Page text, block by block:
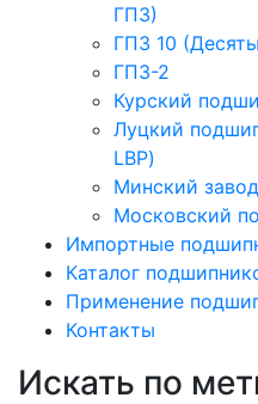
ГПЗ)
ГПЗ 10
ГПЗ-2
Курский
Луцкий
LBP)
Минский
Московский
Импортные
Каталог
Применение
Контакты
Искать по